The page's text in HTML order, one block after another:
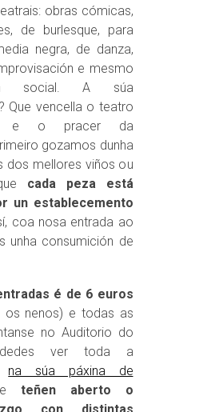
obras cómicas,
de burlesque, para
negra, de danza,
e mesmo
social. A súa
Que vencella o teatro
e o pracer da
gozamos dunha
dos mellores viños ou
cada peza está
un establecemento
coa nosa entrada ao
unha consumición de
é de 6 euros
os nenos) e todas as
no Auditorio do
ver toda a
na súa páxina de
teñen aberto o